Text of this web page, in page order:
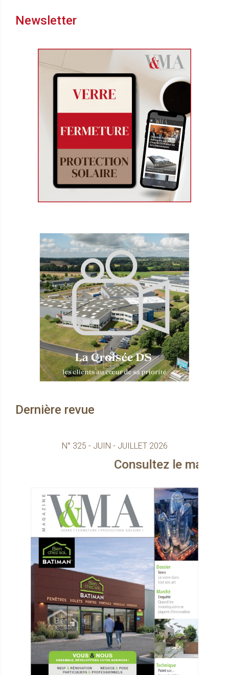
Newsletter
Dernière revue
N° 325 - JUIN - JUILLET 2026
Consultez le magazine